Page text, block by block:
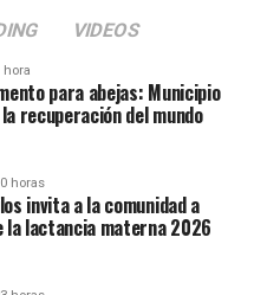
VIDEOS
hora
para abejas: Municipio
recuperación del mundo
horas
invita a la comunidad a
la lactancia materna 2026